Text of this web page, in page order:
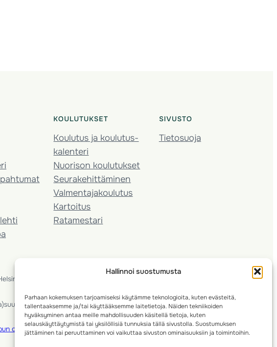
Hallinnoi suostumusta
Parhaan kokemuksen tarjoamiseksi käytämme teknologioita, kuten evästeitä,
tallentaaksemme ja/tai käyttääksemme laitetietoja. Näiden tekniikoiden
hyväksyminen antaa meille mahdollisuuden käsitellä tietoja, kuten
selauskäyttäytymistä tai yksilöllisiä tunnuksia tällä sivustolla. Suostumuksen
jättäminen tai peruuttaminen voi vaikuttaa sivuston ominaisuuksiin ja toimintoihin.
KOULUTUKSET
Koulutus ja koulutus­
kalenteri
Nuorison koulutukset
Seura­kehittäminen
Valmentaja­koulutus
Kartoitus
Ratamestari
SIVUSTO
Tietosuoja
Finland
ohjeet